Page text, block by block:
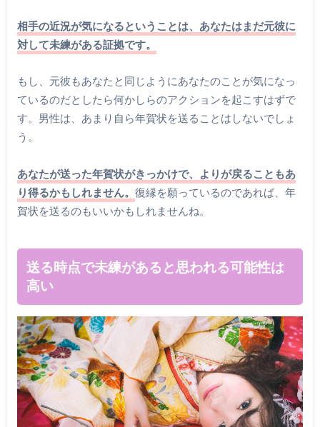
相手の近況が気になるということは、あなたはまだ元彼に
対して未練がある証拠です。
もし、元彼もあなたと同じようにあなたのことが気になっ
ているのだとしたら何かしらのアクションを起こすはずで
す。男性は、あまり自ら年賀状を送ることはしないでしょ
う。
あなたが送った年賀状がきっかけで、よりが戻ることもあ
り得るかもしれません。 復縁を願っているのであれば、年
賀状を送るのもいいかもしれませんね。
送る時点で未練があると思われる可能性は
高い